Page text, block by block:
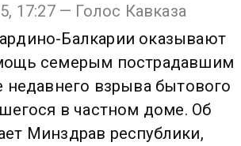
17:27 — Голос Кавказа
Балкарии оказывают
семерым пострадавшим
недавнего взрыва бытового
в частном доме. Об
Минздрав республики,